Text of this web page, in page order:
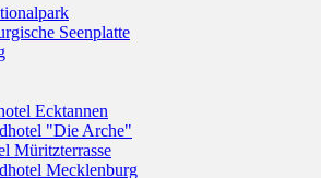
Seenplatte
Ecktannen
"Die Arche"
Müritzterrasse
Mecklenburg